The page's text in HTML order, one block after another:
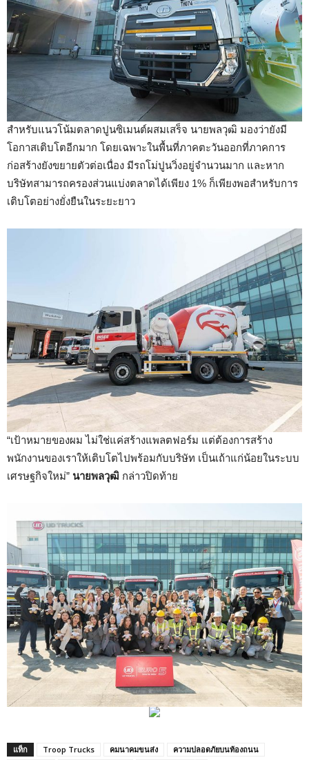
สำหรับแนวโน้มตลาดปูนซิเมนต์ผสมเสร็จ นายพลวุฒิ มองว่ายังมี
โอกาสเติบโตอีกมาก โดยเฉพาะในพื้นที่ภาคตะวันออกที่ภาคการ
ก่อสร้างยังขยายตัวต่อเนื่อง มีรถโม่ปูนวิ่งอยู่จำนวนมาก และหาก
บริษัทสามารถครองส่วนแบ่งตลาดได้เพียง 1% ก็เพียงพอสำหรับการ
เติบโตอย่างยั่งยืนในระยะยาว
“เป้าหมายของผม ไม่ใช่แค่สร้างแพลตฟอร์ม แต่ต้องการสร้าง
พนักงานของเราให้เติบโตไปพร้อมกับบริษัท เป็นเถ้าแก่น้อยในระบบ
เศรษฐกิจใหม่” นายพลวุฒิ กล่าวปิดท้าย
แท็ก Troop Trucks คมนาคมขนส่ง
ความปลอดภัยบนท้องถนน